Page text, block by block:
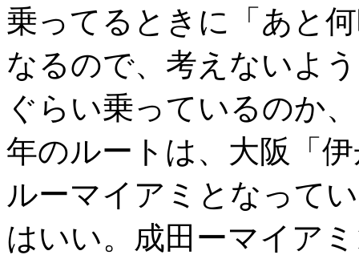
乗ってるときに「あと
なるので、考えないよ
ぐらい乗っているのか
年のルートは、大阪「
ルーマイアミとなって
はいい。成田ーマイア